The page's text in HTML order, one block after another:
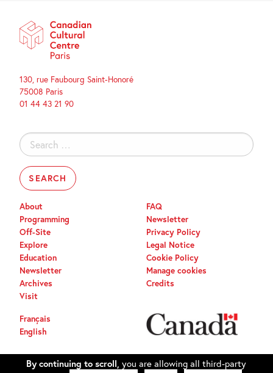
130, rue Faubourg Saint-Honoré
75008 Paris
01 44 43 21 90
Search
for:
About
Programming
Off-Site
Explore
Education
Newsletter
Archives
Visit
FAQ
Newsletter
Privacy Policy
Legal Notice
Cookie Policy
Manage cookies
Credits
Français
English
By continuing to scroll, you are allowing all third-party